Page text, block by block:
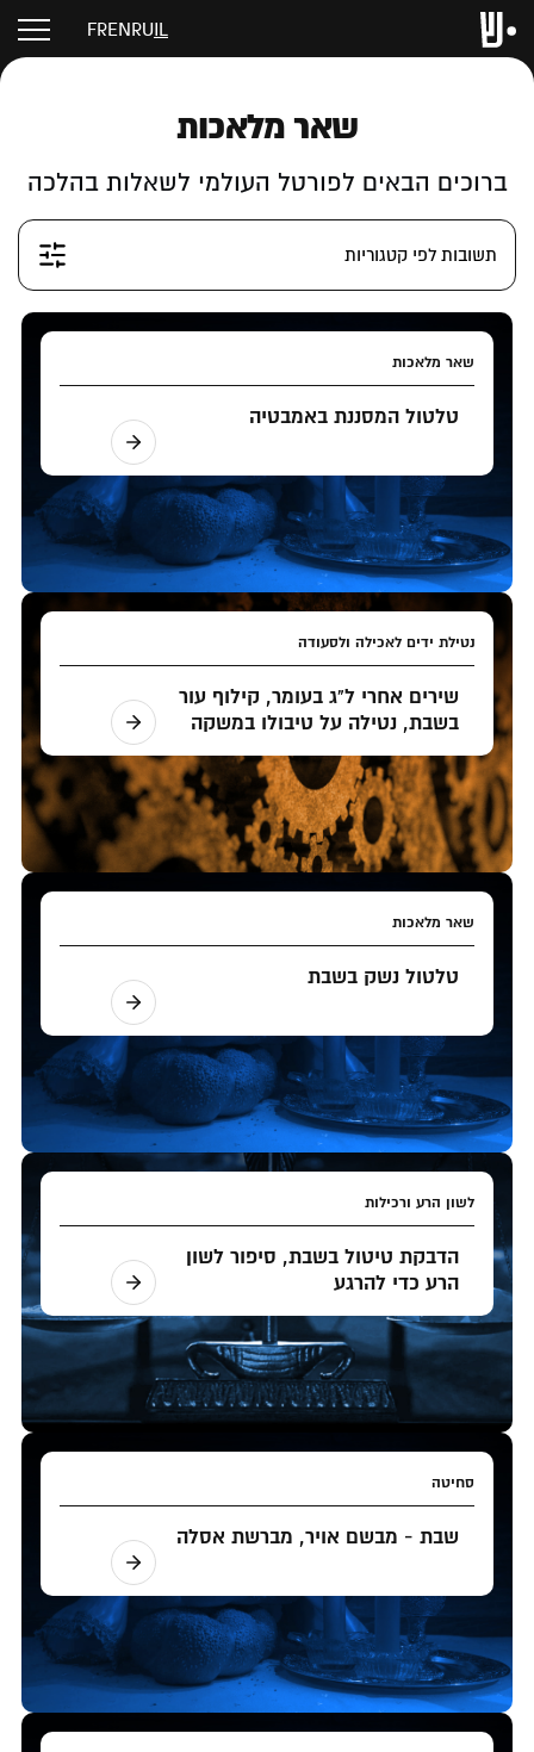
IL
RU
EN
FR
שאר מלאכות
ברוכים הבאים לפורטל העולמי לשאלות בהלכה
תשובות לפי קטגוריות
שאר מלאכות
טלטול המסננת באמבטיה
נטילת ידים לאכילה ולסעודה
שירים אחרי ל"ג בעומר, קילוף עור
בשבת, נטילה על טיבולו במשקה
שאר מלאכות
טלטול נשק בשבת
לשון הרע ורכילות
הדבקת טיטול בשבת, סיפור לשון
הרע כדי להרגע
סחיטה
שבת - מבשם אויר, מברשת אסלה